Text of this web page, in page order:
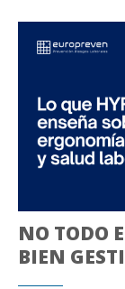
NO TODO
BIEN